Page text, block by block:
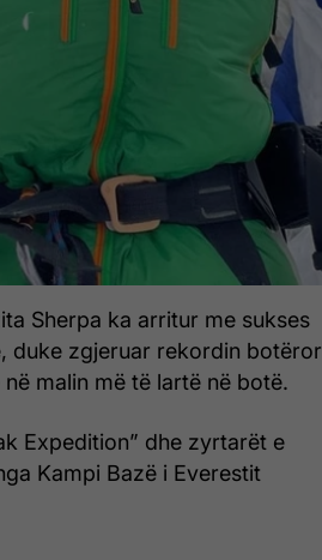
Sherpa ka arritur me sukses
duke zgjeruar rekordin botëror
malin më të lartë në botë.
Expedition” dhe zyrtarët e
Kampi Bazë i Everestit